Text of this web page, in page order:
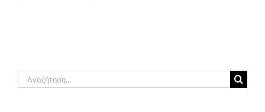
Αναζήτηση
για: